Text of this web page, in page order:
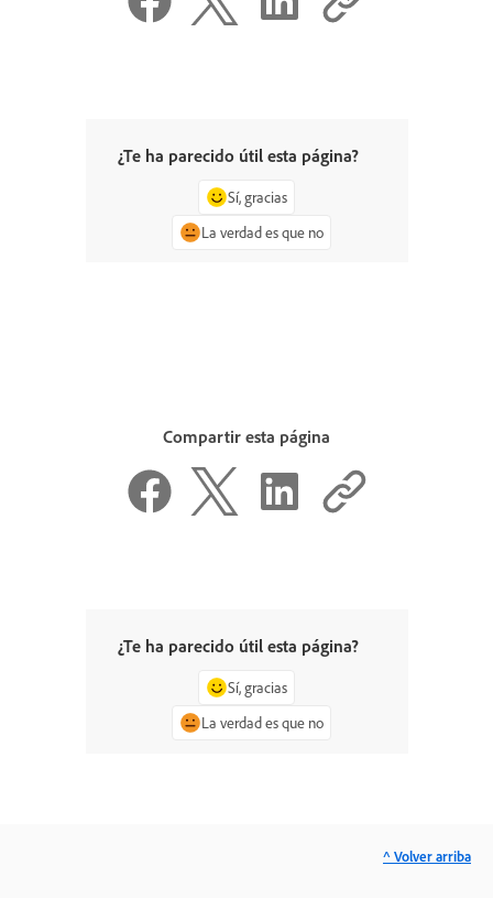
¿Te ha parecido útil esta página?
Sí, gracias
La verdad es que no
Compartir esta página
¿Te ha parecido útil esta página?
Sí, gracias
La verdad es que no
^ Volver arriba